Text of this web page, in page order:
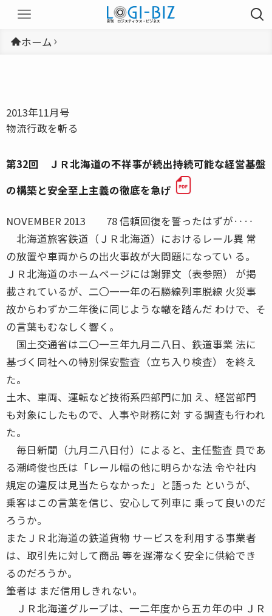
ホーム
2013年11月号
物流行政を斬る
第32回 ＪＲ北海道の不祥事が続出持続可能な経営基盤
の構築と安全至上主義の徹底を急げ
NOVEMBER 2013 78 信頼回復を誓ったはずが‥‥
北海道旅客鉄道（ＪＲ北海道）におけるレール異 常
の放置や車両からの出火事故が大問題になってい る。
ＪＲ北海道のホームページには謝罪文（表参照） が掲
載されているが、二〇一一年の石勝線列車脱線 火災事
故からわずか二年後に同じような轍を踏んだ わけで、そ
の言葉もむなしく響く。
国土交通省は二〇一三年九月二八日、鉄道事業 法に
基づく同社への特別保安監査（立ち入り検査） を終え
た。
土木、車両、運転など技術系四部門に加 え、経営部門
も対象にしたもので、人事や財務に対 する調査も行われ
た。
毎日新聞（九月二八日付）によると、主任監査 員であ
る潮崎俊也氏は「レール幅の他に明らかな法 令や社内
規定の違反は見当たらなかった」と語った というが、
乗客はこの言葉を信じ、安心して列車に 乗って良いのだ
ろうか。
またＪＲ北海道の鉄道貨物 サービスを利用する事業者
は、取引先に対して商品 等を遅滞なく安全に供給でき
るのだろうか。
筆者は まだ信用しきれない。
ＪＲ北海道グループは、一二年度から五カ年の中 ＪＲ